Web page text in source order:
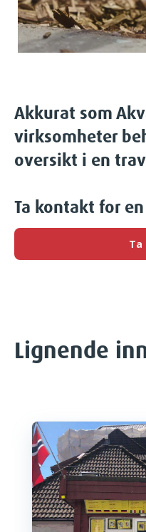
Akkurat som
virksomheter
oversikt i en
Ta kontakt for
Lignende